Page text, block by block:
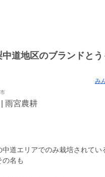
道地区のブランドとう
み
雨宮農耕
中道エリアでのみ栽培されてい
の名も